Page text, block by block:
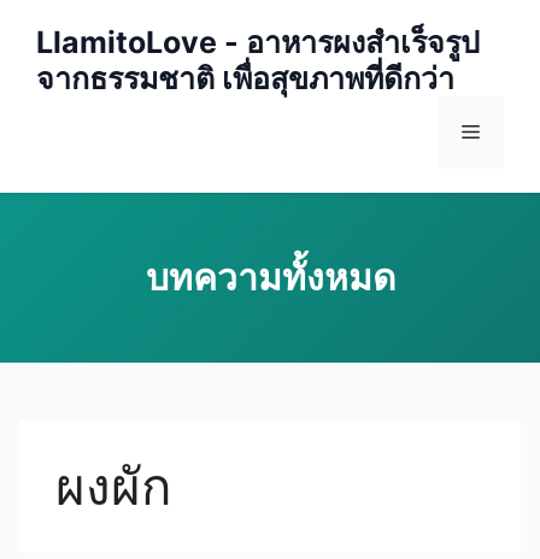
content
LlamitoLove - อาหารผงสำเร็จรูป
จากธรรมชาติ เพื่อสุขภาพที่ดีกว่า
Menu
ผงผัก